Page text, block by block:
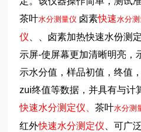
茶叶水分测量仪 卤素快速水分
仪
卤素加热快速水份测
示屏-使屏幕更加清晰明亮，
示水分值，样品初值，终值
zui终值等数据，并具有与计
快速水分测定仪、茶叶水分测
红外快速水分测定仪 、可广